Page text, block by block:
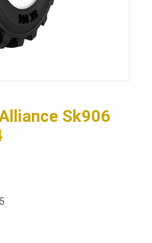
Sk906